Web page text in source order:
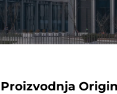
Proizvodnja